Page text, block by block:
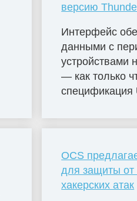
версию
Интерфейс
данными с
устройствами
— как только
спецификация
OCS
для защиты от
хакерских атак